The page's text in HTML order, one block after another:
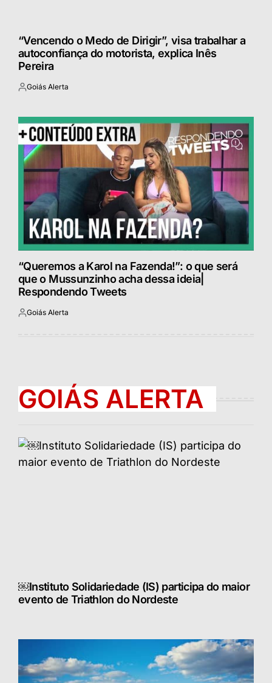
“Vencendo o Medo de Dirigir”, visa trabalhar a
autoconfiança do motorista, explica Inês
Pereira
Postado
Goiás Alerta
“Queremos a Karol na Fazenda!”: o que será
que o Mussunzinho acha dessa ideia|
Respondendo Tweets
Postado
Goiás Alerta
GOIÁS ALERTA
￼Instituto Solidariedade (IS) participa do maior
evento de Triathlon do Nordeste